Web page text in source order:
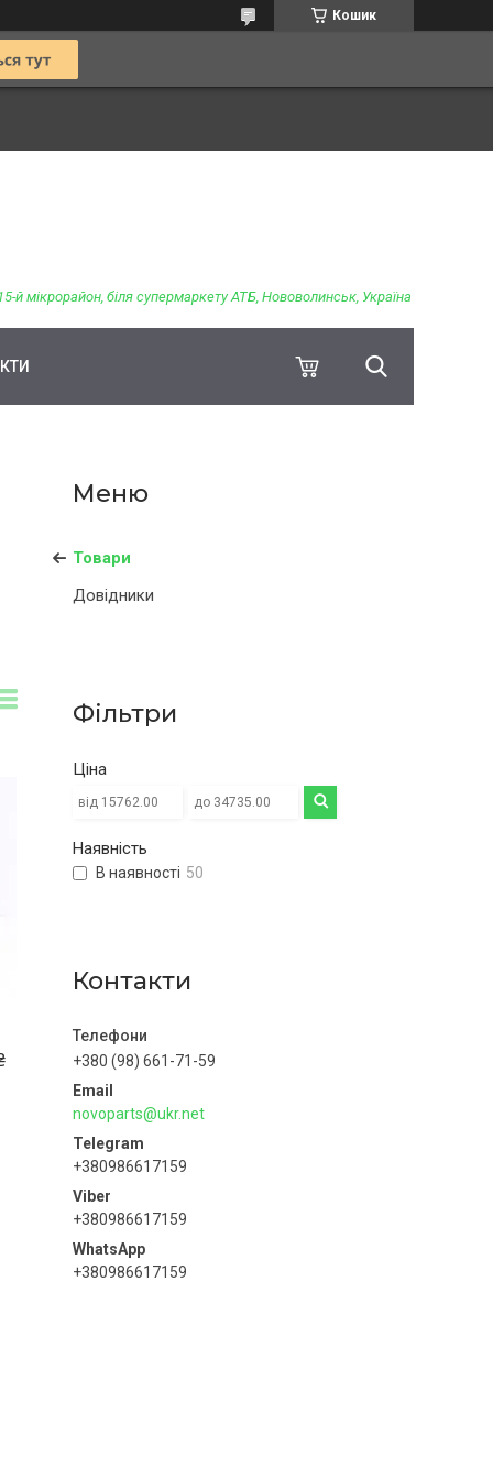
Кошик
й мікрорайон, біля супермаркету АТБ, Нововолинськ, Україна
Товари
Довідники
Фільтри
Ціна
Наявність
В наявності 50
Контакти
+380 (98) 661-71-59
novoparts@ukr.net
+380986617159
+380986617159
+380986617159